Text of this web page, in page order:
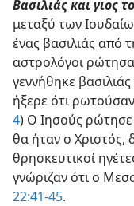
Βασιλιάς και γιος
μεταξύ των
ένας βασιλιάς από
αστρολόγοι
γεννήθηκε
ήξερε ότι
4) Ο Ιησούς ρώτησε
θα ήταν ο Χριστός,
θρησκευτικοί
γνώριζαν ότι ο
22:41-45.